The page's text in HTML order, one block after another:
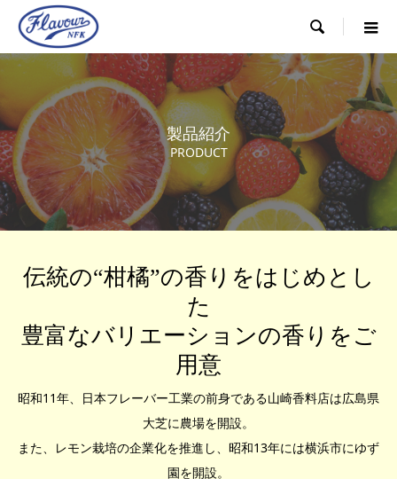

製品紹介
PRODUCT
伝統の“柑橘”の香りをはじめとし
た
豊富なバリエーションの香りをご
用意
昭和11年、日本フレーバー工業の前身である山崎香料店は広島県
大芝に農場を開設。
また、レモン栽培の企業化を推進し、昭和13年には横浜市にゆず
園を開設。